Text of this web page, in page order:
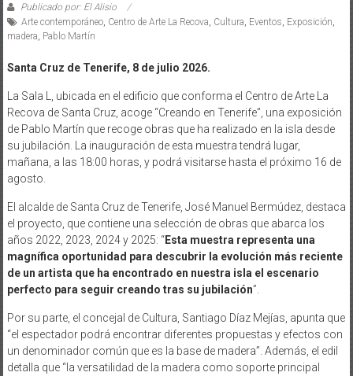
Publicado por: El Alisio
Arte contemporáneo, Centro de Arte La Recova Cultura Eventos Exposición
madera Pablo Martín
Santa Cruz de Tenerife, 8 de julio 2026.
La Sala L, ubicada en el edificio que conforma el Centro de Arte La
Recova de Santa Cruz, acoge “Creando en Tenerife”, una exposición
de Pablo Martín que recoge obras que ha realizado en la isla desde
su jubilación. La inauguración de esta muestra tendrá lugar,
mañana, a las 18:00 horas, y podrá visitarse hasta el próximo 16 de
agosto.
El alcalde de Santa Cruz de Tenerife, José Manuel Bermúdez, destaca
el proyecto, que contiene una selección de obras que abarca los
años 2022, 2023, 2024 y 2025: “Esta muestra representa una
magnífica oportunidad para descubrir la evolución más reciente
de un artista que ha encontrado en nuestra isla el escenario
perfecto para seguir creando tras su jubilación”.
Por su parte, el concejal de Cultura, Santiago Díaz Mejías, apunta que
“el espectador podrá encontrar diferentes propuestas y efectos con
un denominador común que es la base de madera”. Además, el edil
detalla que “la versatilidad de la madera como soporte principal